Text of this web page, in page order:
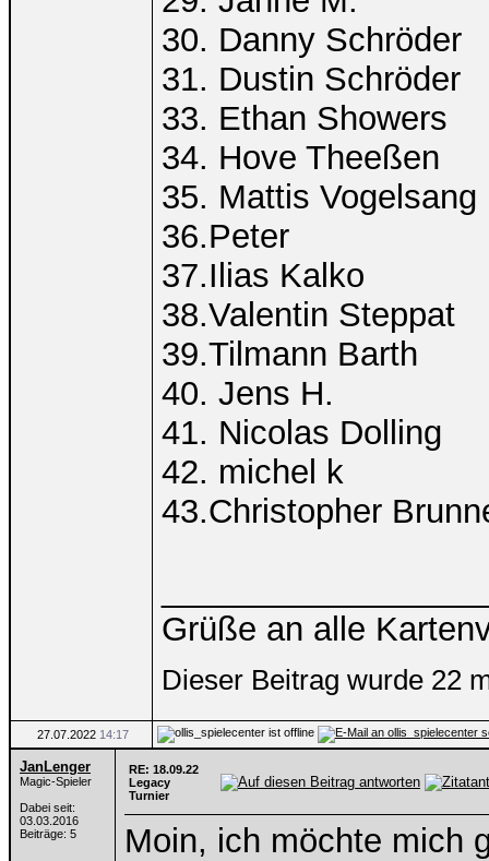
30. Danny Schröder
31. Dustin Schröder
33. Ethan Showers
34. Hove Theeßen
35. Mattis Vogelsang
36.Peter
37.Ilias Kalko
38.Valentin Steppat
39.Tilmann Barth
40. Jens H.
41. Nicolas Dolling
42. michel k
43.Christopher
Grüße an alle
Dieser Beitrag wurde 22
27.07.2022 14:17
JanLenger
Magic-Spieler
Dabei seit:
03.03.2016
Beiträge: 5
RE: 18.09.22
Legacy
Turnier
Moin, ich möchte mich